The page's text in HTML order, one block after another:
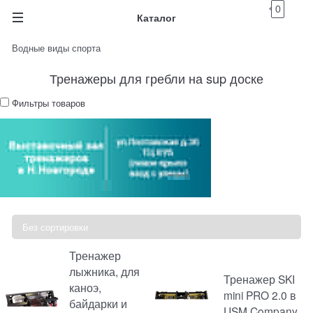
Каталог
0
Водные виды спорта
Тренажеры для гребли на sup доске
Фильтры товаров
Тренажер
лыжника, для
каноэ,
байдарки и
Тренажер SKI
mini PRO 2.0 в